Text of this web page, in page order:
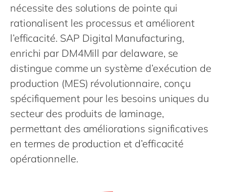
Philippines
Singapore
Switzerland
UK & Ireland
USA & Canada
nécessite des solutions de pointe qui
rationalisent les processus et améliorent
l’efficacité. SAP Digital Manufacturing,
enrichi par DM4Mill par delaware, se
distingue comme un système d’exécution de
production (MES) révolutionnaire, conçu
spécifiquement pour les besoins uniques du
secteur des produits de laminage,
permettant des améliorations significatives
en termes de production et d’efficacité
opérationnelle.